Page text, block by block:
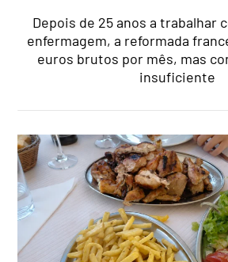
Depois de 25 anos a trabalhar
enfermagem, a reformada
euros brutos por mês, mas
insuficiente